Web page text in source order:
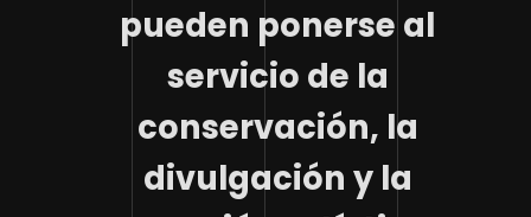
pueden ponerse al
servicio de la
conservación, la
divulgación y la